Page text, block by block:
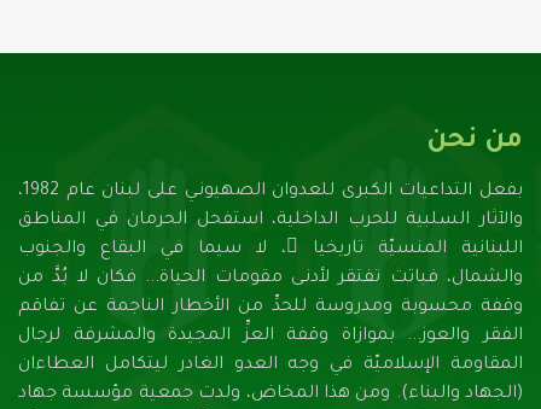
من نحن
بفعل التداعيات الكبرى للعدوان الصهيونـي على لبنان عام 1982،
والآثار السلبية للحرب الداخلية، استفحل الحرمان في المناطق
اللبنانية المنسيّة تاريخيا ً، لا سيما في البقاع والجنوب
والشمال، فباتت تفتقر لأدنـى مقومات الحياة... فكان لا بُدَّ من
وقفة محسوبة ومدروسة للحدِّ من الأخطار الناجمة عن تفاقم
الفقر والعوز... بموازاة وقفة العزِّ المجيدة والمشرفة لرجال
المقاومة الإسلاميّة في وجه العدو الغادر ليتكامل العطاءان
(الجهاد والبناء). ومن هذا المخاض، ولدت جمعية مؤسسة جهاد